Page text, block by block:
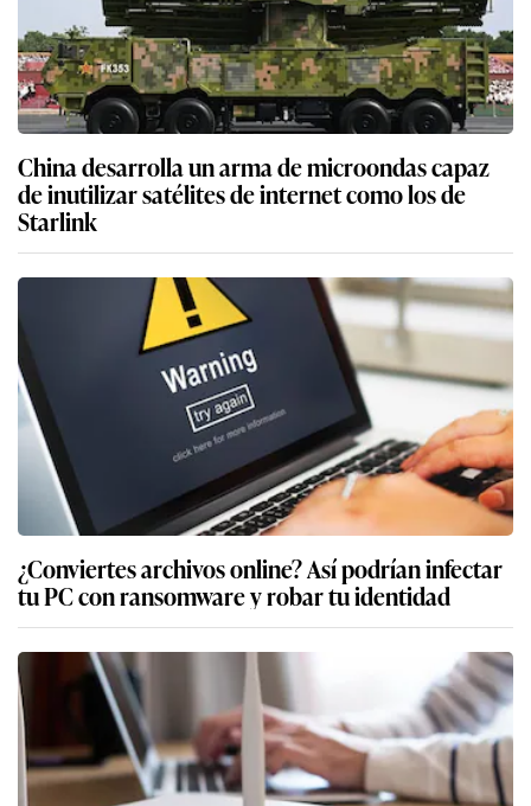
China desarrolla un arma de microondas capaz
de inutilizar satélites de internet como los de
Starlink
¿Conviertes archivos online? Así podrían infectar
tu PC con ransomware y robar tu identidad